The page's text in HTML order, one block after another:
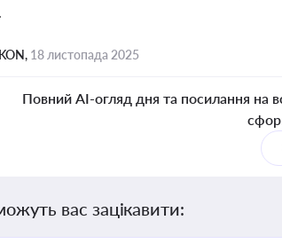
18 листопада 2025
Повний AI-огляд дня та посилання на
вас зацікавити: